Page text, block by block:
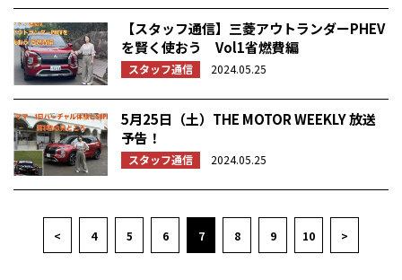
【スタッフ通信】三菱アウトランダーPHEV
を賢く使おう Vol1省燃費編
スタッフ通信 2024.05.25
5月25日（土）THE MOTOR WEEKLY 放送
予告！
スタッフ通信 2024.05.25
< 4 5 6 7 8 9 10 >